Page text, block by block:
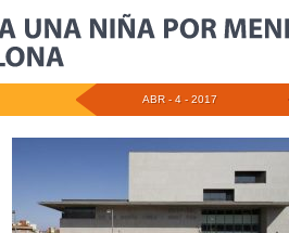
ABR - 4 - 2017